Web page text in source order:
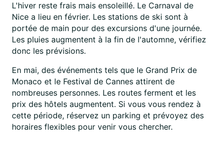
L'hiver reste frais mais ensoleillé. Le Carnaval de
Nice a lieu en février. Les stations de ski sont à
portée de main pour des excursions d'une journée.
Les pluies augmentent à la fin de l'automne, vérifiez
donc les prévisions.
En mai, des événements tels que le Grand Prix de
Monaco et le Festival de Cannes attirent de
nombreuses personnes. Les routes ferment et les
prix des hôtels augmentent. Si vous vous rendez à
cette période, réservez un parking et prévoyez des
horaires flexibles pour venir vous chercher.